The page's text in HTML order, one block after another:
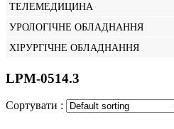
ТЕЛЕМЕДИЦИНА
УРОЛОГІЧНЕ ОБЛАДНАННЯ
ХІРУРГІЧНЕ ОБЛАДНАННЯ
LPM-0514.3
Сортувати :